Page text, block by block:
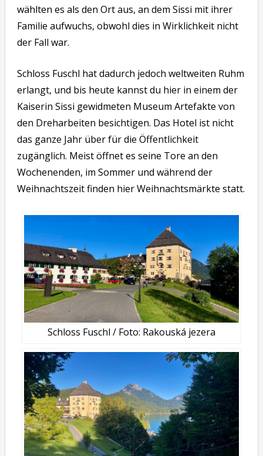
wählten es als den Ort aus, an dem Sissi mit ihrer
Familie aufwuchs, obwohl dies in Wirklichkeit nicht
der Fall war.
Schloss Fuschl hat dadurch jedoch weltweiten Ruhm
erlangt, und bis heute kannst du hier in einem der
Kaiserin Sissi gewidmeten Museum Artefakte von
den Dreharbeiten besichtigen. Das Hotel ist nicht
das ganze Jahr über für die Öffentlichkeit
zugänglich. Meist öffnet es seine Tore an den
Wochenenden, im Sommer und während der
Weihnachtszeit finden hier Weihnachtsmärkte statt.
Schloss Fuschl / Foto: Rakouská jezera